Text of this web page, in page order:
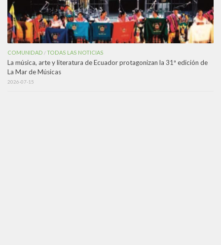
COMUNIDAD /TODAS LAS NOTICIAS
La música, arte y literatura de Ecuador protagonizan la 31ª edición de
La Mar de Músicas
2026-07-15